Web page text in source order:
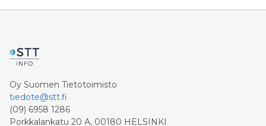
Oy Suomen Tietotoimisto
tiedote@stt.fi
(09) 6958 1286
Porkkalankatu 20 A, 00180 HELSINKI